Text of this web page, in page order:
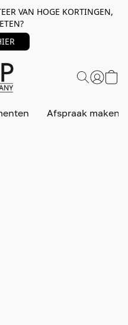
VAN HOGE KORTINGEN,
Afspraak maken